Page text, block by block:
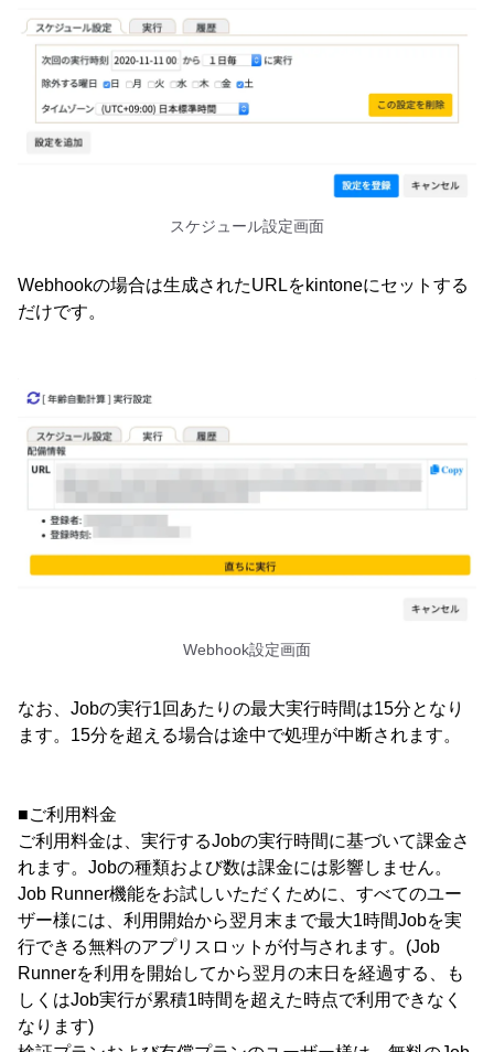
スケジュール設定画面
Webhookの場合は生成されたURLをkintoneにセットする
だけです。
Webhook設定画面
なお、Jobの実行1回あたりの最大実行時間は15分となり
ます。15分を超える場合は途中で処理が中断されます。
■ご利用料金
ご利用料金は、実行するJobの実行時間に基づいて課金さ
れます。Jobの種類および数は課金には影響しません。
Job Runner機能をお試しいただくために、すべてのユー
ザー様には、利用開始から翌月末まで最大1時間Jobを実
行できる無料のアプリスロットが付与されます。(Job
Runnerを利用を開始してから翌月の末日を経過する、も
しくはJob実行が累積1時間を超えた時点で利用できなく
なります)